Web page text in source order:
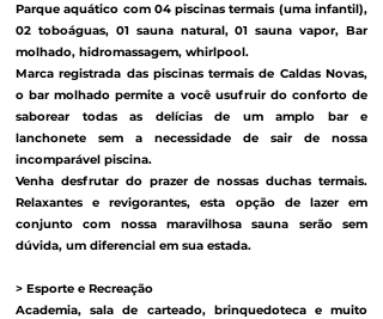
Parque aquático com 04 piscinas termais (uma infantil),
02 toboáguas, 01 sauna natural, 01 sauna vapor, Bar
molhado, hidromassagem, whirlpool.
Marca registrada das piscinas termais de Caldas Novas,
o bar molhado permite a você usufruir do conforto de
saborear todas as delícias de um amplo bar e
lanchonete sem a necessidade de sair de nossa
incomparável piscina.
Venha desfrutar do prazer de nossas duchas termais.
Relaxantes e revigorantes, esta opção de lazer em
conjunto com nossa maravilhosa sauna serão sem
dúvida, um diferencial em sua estada.
> Esporte e Recreação
Academia, sala de carteado, brinquedoteca e muito